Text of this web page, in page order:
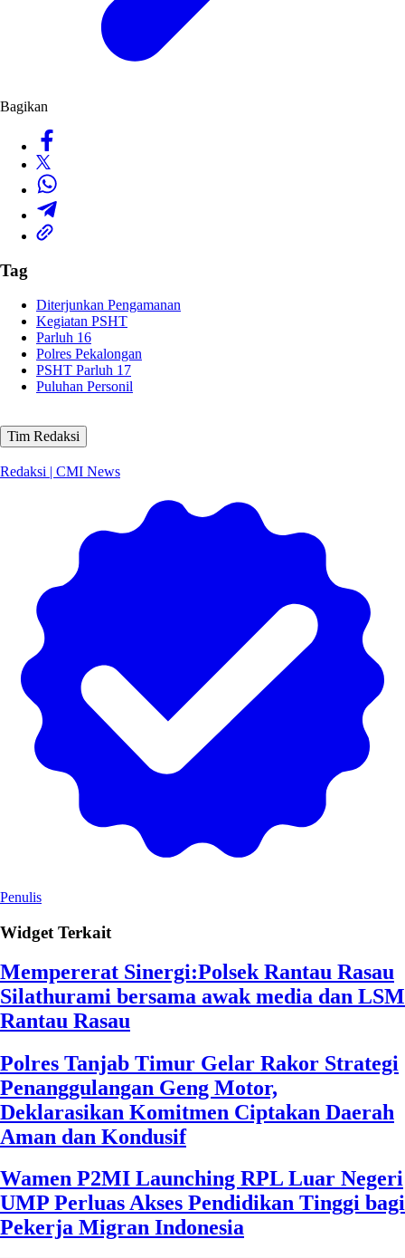
Bagikan
Tag
Diterjunkan Pengamanan
Kegiatan PSHT
Parluh 16
Polres Pekalongan
PSHT Parluh 17
Puluhan Personil
Tim Redaksi
Redaksi | CMI News
Penulis
Widget Terkait
Mempererat Sinergi:Polsek Rantau Rasau
Silathurami bersama awak media dan LSM
Rantau Rasau
Polres Tanjab Timur Gelar Rakor Strategi
Penanggulangan Geng Motor,
Deklarasikan Komitmen Ciptakan Daerah
Aman dan Kondusif
Wamen P2MI Launching RPL Luar Negeri
UMP Perluas Akses Pendidikan Tinggi bagi
Pekerja Migran Indonesia